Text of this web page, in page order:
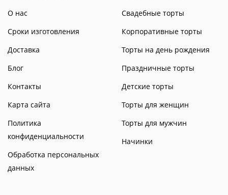
О нас
Сроки изготовления
Доставка
Блог
Контакты
Карта сайта
Политика
конфиденциальности
Обработка персональных
данных
Свадебные торты
Корпоративные торты
Торты на день рождения
Праздничные торты
Детские торты
Торты для женщин
Торты для мужчин
Начинки